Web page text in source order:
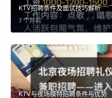
KTV招聘条件及面试技巧解析
7 个月前
KTV与夜场模特招聘条件与优势